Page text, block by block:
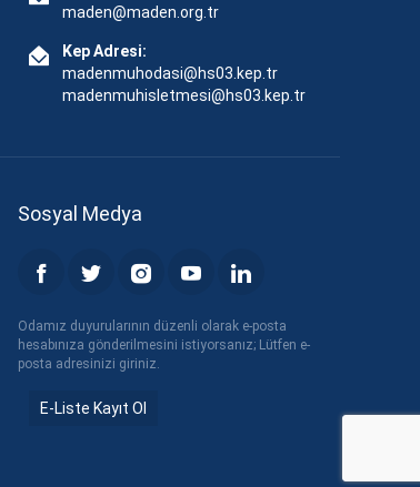
maden@maden.org.tr
Kep Adresi:
madenmuhodasi@hs03.kep.tr
madenmuhisletmesi@hs03.kep.tr
Sosyal Medya
Odamız duyurularının düzenli olarak e-posta
hesabınıza gönderilmesini istiyorsanız; Lütfen e-
posta adresinizi giriniz.
E-Liste Kayıt Ol